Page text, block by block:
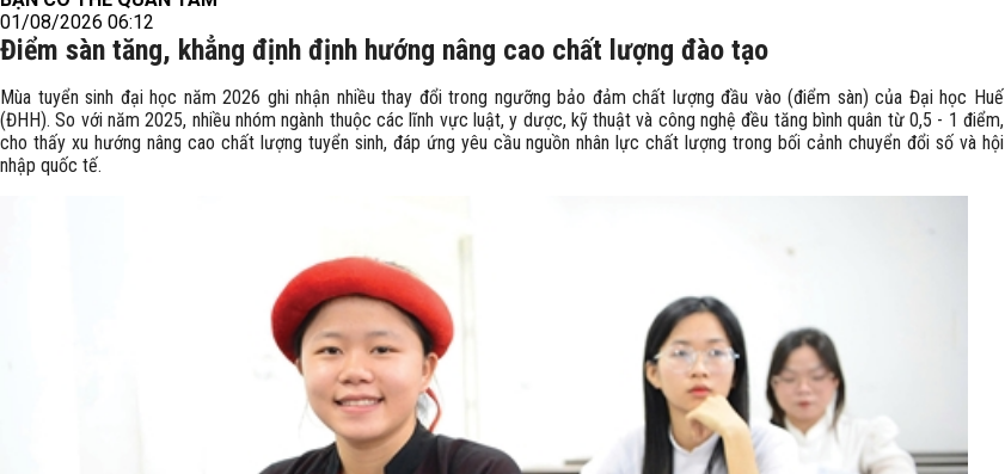
01/08/2026 06:12
Điểm sàn tăng, khẳng định định hướng nâng cao chất lượng đào tạo
Mùa tuyển sinh đại học năm 2026 ghi nhận nhiều thay đổi trong ngưỡng bảo đảm chất lượng đầu vào (điểm sàn) của Đại học Huế
(ĐHH). So với năm 2025, nhiều nhóm ngành thuộc các lĩnh vực luật, y dược, kỹ thuật và công nghệ đều tăng bình quân từ 0,5 - 1 điểm,
cho thấy xu hướng nâng cao chất lượng tuyển sinh, đáp ứng yêu cầu nguồn nhân lực chất lượng trong bối cảnh chuyển đổi số và hội
nhập quốc tế.